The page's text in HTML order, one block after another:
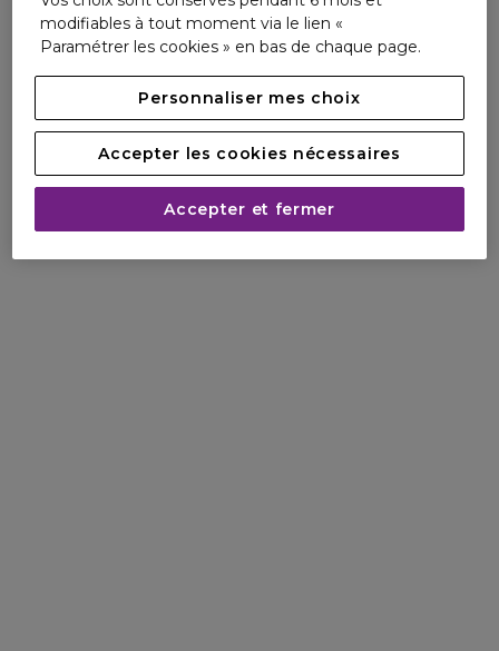
modifiables à tout moment via le lien «
Paramétrer les cookies » en bas de chaque page.
Personnaliser mes choix
Accepter les cookies nécessaires
Accepter et fermer